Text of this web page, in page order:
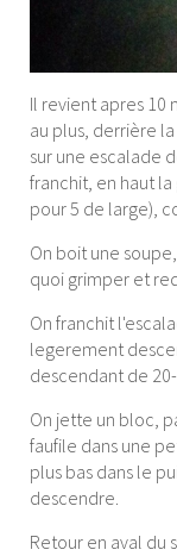
Il revient apres 10
au plus, derrière
sur une escalade
franchit, en haut
pour 5 de large),
On boit une
quoi grimper et
On franchit
legerement
descendant de
On jette un bloc,
faufile dans une
plus bas dans le
descendre.
Retour en aval du